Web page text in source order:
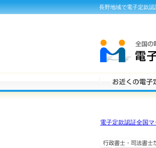
長野地域で電子定款
電子定款認証全国マ